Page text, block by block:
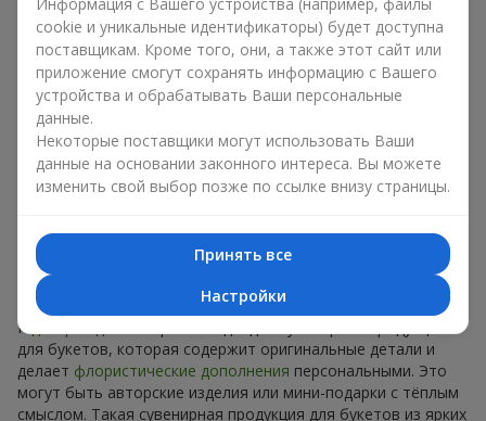
Сувениры к букетам на разные
праздники
Праздник задаёт настроение, а сувенирная продукция для
букетов его подчёркивает. Именно поэтому сувениры к
цветам часто выбирают с учётом даты и события. В нашем
ассортименте найдётся сувенирная продукция для букетов,
которая подойдёт к любому празднику и может быть
рассчитана на любой бюджет.
Сувенирная продукция к
букетам на День рождения
К
для букетов, которая содержит оригинальные детали и
делает флористические дополнения персональными. Это
могут быть авторские изделия или мини-подарки с тёплым
смыслом. Такая сувенирная продукция для букетов из ярких
cookie и уникальные идентификаторы) будет доступна
поставщикам. Кроме того, они, а также этот сайт или
приложение смогут сохранять информацию с Вашего
устройства и обрабатывать Ваши персональные
данные.
Некоторые поставщики могут использовать Ваши
данные на основании законного интереса. Вы можете
изменить свой выбор позже по ссылке внизу страницы.
Принять все
Настройки